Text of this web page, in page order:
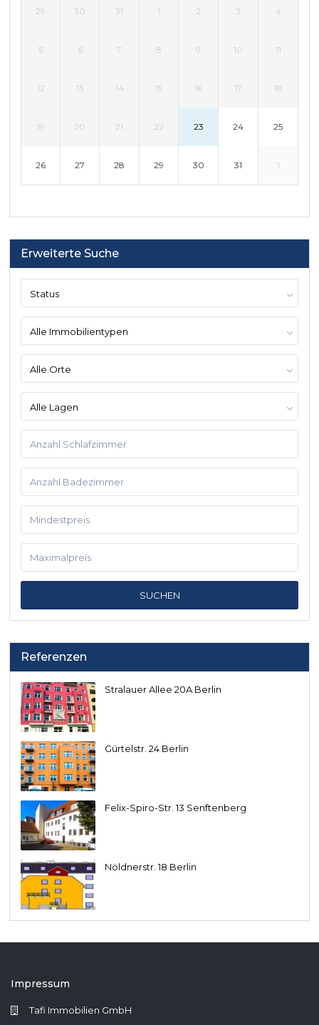
29 30 31 1 2 3 4
5 6 7 8 9 10 11
12 13 14 15 16 17 18
19 20 21 22 23 24 25
26 27 28 29 30 31 1
Erweiterte Suche
Status
Alle Immobilientypen
Alle Orte
Alle Lagen
SUCHEN
Referenzen
Stralauer Allee 20A Berlin
Gürtelstr. 24 Berlin
Felix-Spiro-Str. 13 Senftenberg
Nöldnerstr. 18 Berlin
Impressum
Tafi Immobilien GmbH